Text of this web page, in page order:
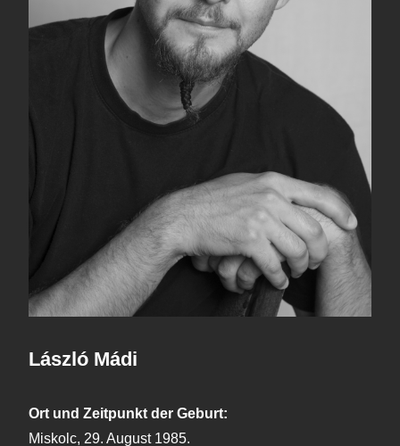
László Mádi
Ort und Zeitpunkt der Geburt:
Miskolc, 29. August 1985.